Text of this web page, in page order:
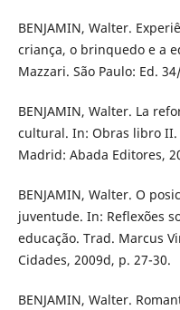
BENJAMIN, Walter.
criança, o brinquedo e a
Mazzari. São Paulo: Ed.
BENJAMIN, Walter. La
cultural. In: Obras libro II.
Madrid: Abada Editores,
BENJAMIN, Walter. O
juventude. In: Reflexões
educação. Trad. Marcus
Cidades, 2009d, p. 27-30.
BENJAMIN, Walter.